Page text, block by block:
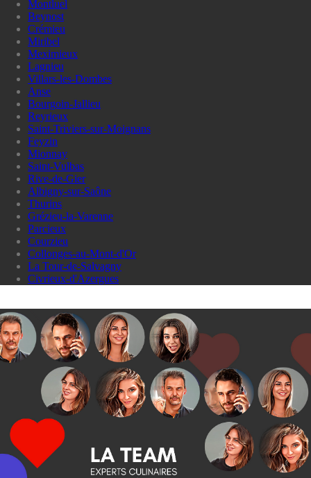
Montluel
Beynost
Crémieu
Miribel
Meximieux
Lagnieu
Villars-les-Dombes
Anse
Bourgoin-Jallieu
Reyrieux
Saint-Triviers-sur-Moignans
Feyzin
Mionnay
Saint-Vulbas
Rive-de-Gier
Albigny-sur-Saône
Thurins
Grézieu-la-Varenne
Parcieux
Courzieu
Collonges-au-Mont-d'Or
La Tour-de-Salvagny
Civrieux-d'Azergues